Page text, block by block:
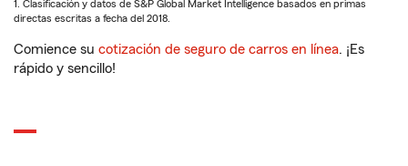
1. Clasificación y datos de S&P Global Market Intelligence basados en primas
directas escritas a fecha del 2018.
Comience su cotización de seguro de carros en línea. ¡Es
rápido y sencillo!